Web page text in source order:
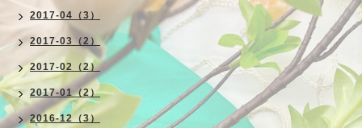
2017-04（3）
2017-03（2）
2017-02（2）
2017-01（2）
2016-12（3）